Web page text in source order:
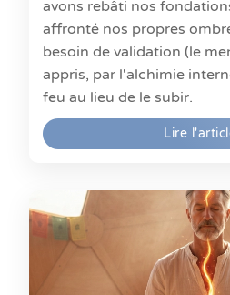
avons rebâti nos
affronté nos propres
besoin de validation (le
appris, par l'alchimie
feu au lieu de le subir.
Lire